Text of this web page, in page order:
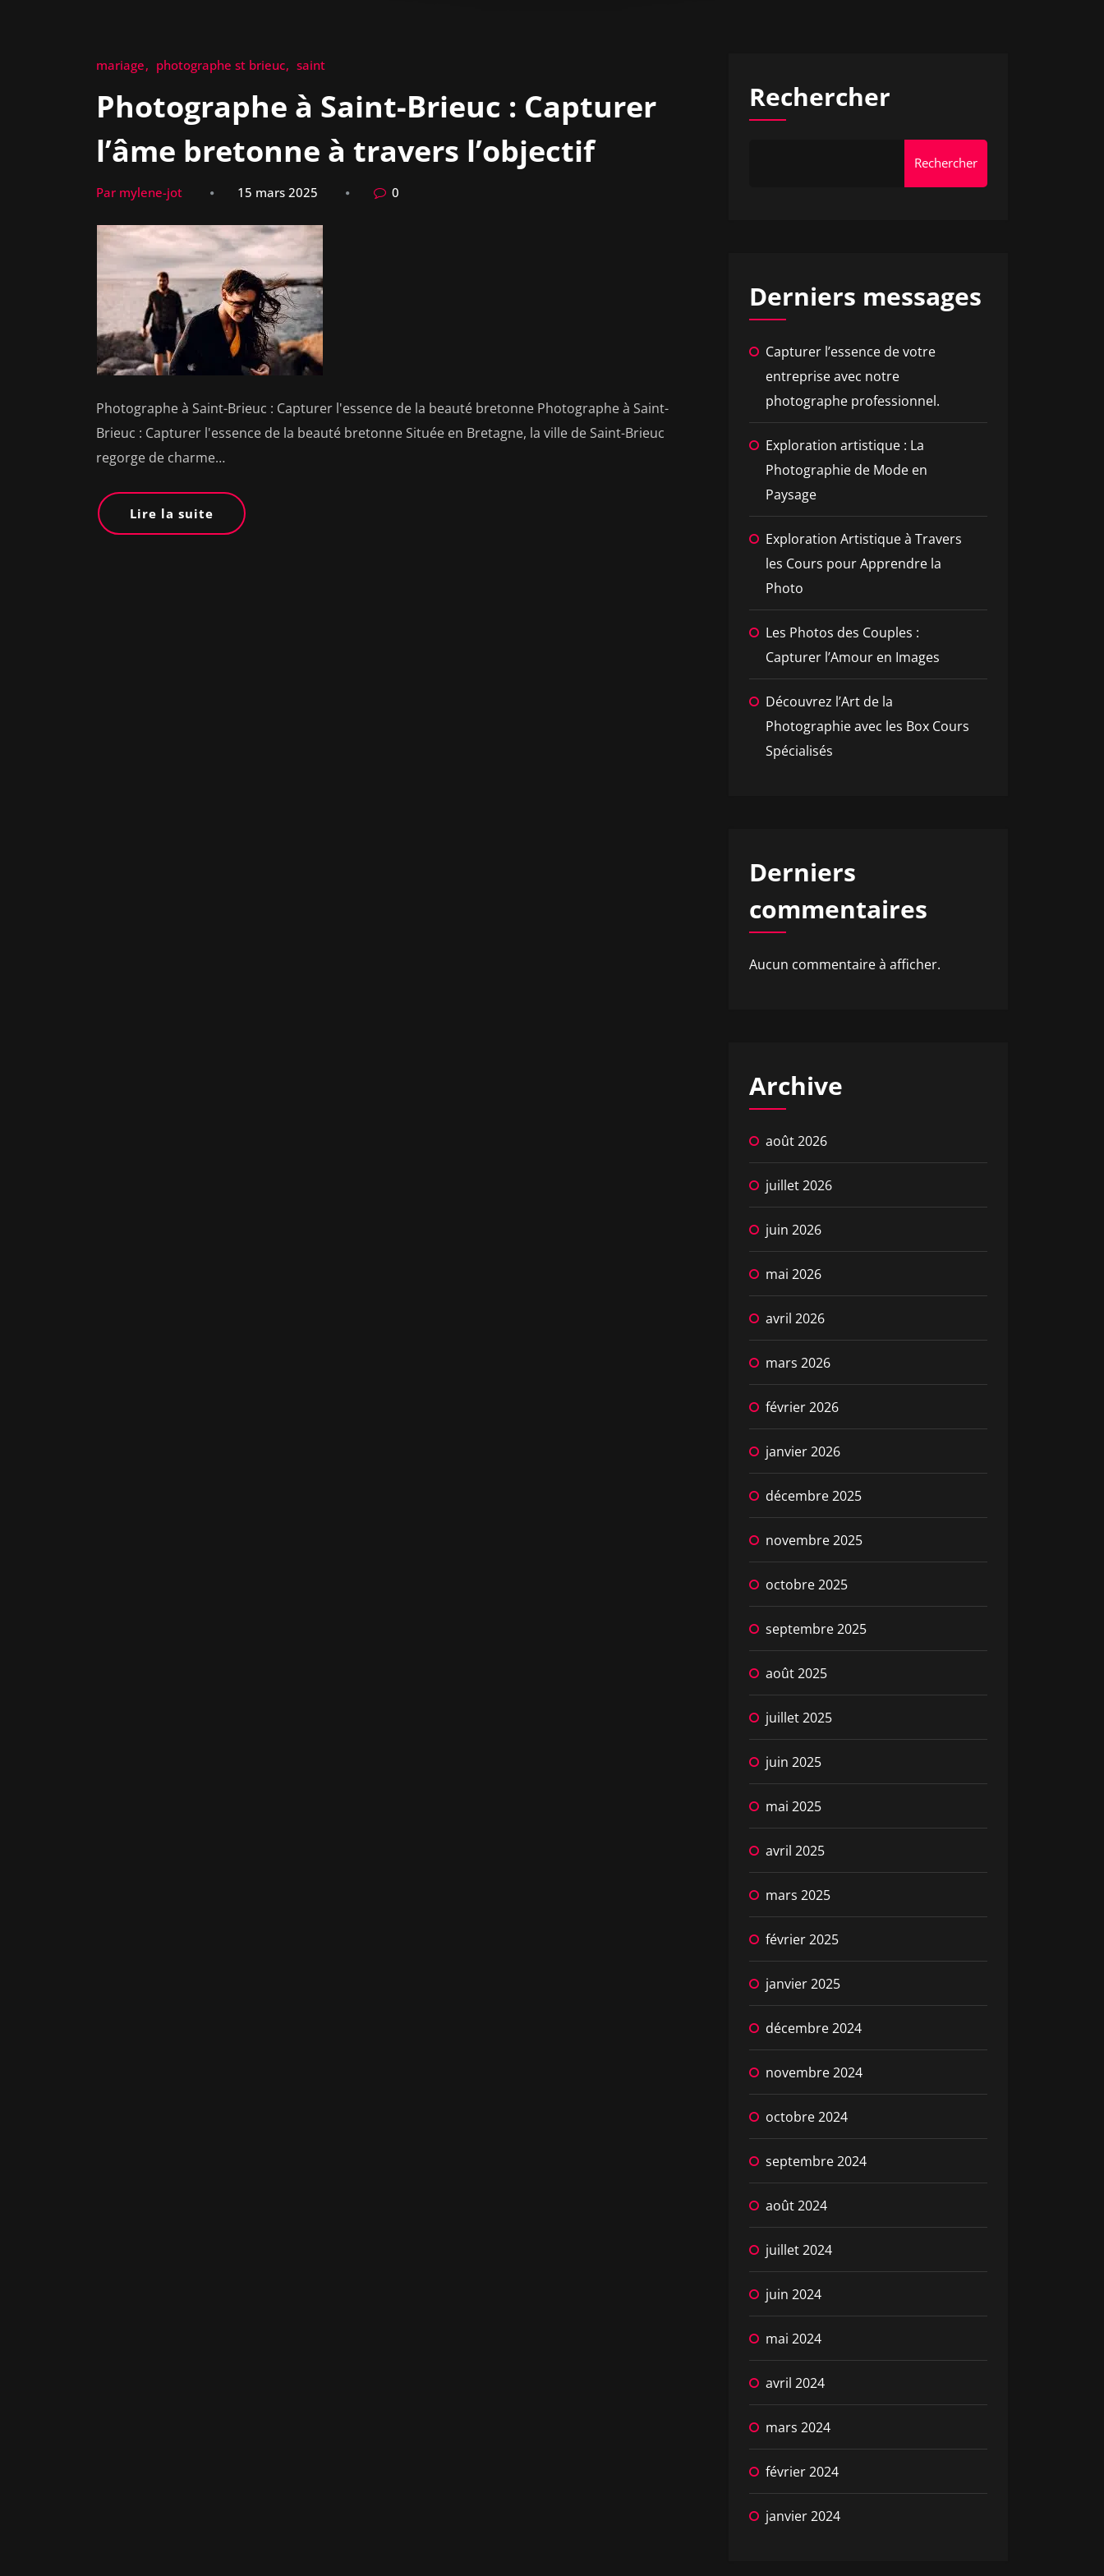
mariage photographe st brieuc saint
Photographe à Saint-Brieuc : Capturer
l’âme bretonne à travers l’objectif
Par mylene-jot 15 mars 2025 0
Photographe à Saint-Brieuc : Capturer l'essence de la beauté bretonne Photographe à Saint-
Brieuc : Capturer l'essence de la beauté bretonne Située en Bretagne, la ville de Saint-Brieuc
regorge de charme…
Lire la suite
Rechercher
Rechercher
Derniers messages
Capturer l’essence de votre
entreprise avec notre
photographe professionnel.
Exploration artistique : La
Photographie de Mode en
Paysage
Exploration Artistique à Travers
les Cours pour Apprendre la
Photo
Les Photos des Couples :
Capturer l’Amour en Images
Découvrez l’Art de la
Photographie avec les Box Cours
Spécialisés
Derniers
commentaires
Aucun commentaire à afficher.
Archive
août 2026
juillet 2026
juin 2026
mai 2026
avril 2026
mars 2026
février 2026
janvier 2026
décembre 2025
novembre 2025
octobre 2025
septembre 2025
août 2025
juillet 2025
juin 2025
mai 2025
avril 2025
mars 2025
février 2025
janvier 2025
décembre 2024
novembre 2024
octobre 2024
septembre 2024
août 2024
juillet 2024
juin 2024
mai 2024
avril 2024
mars 2024
février 2024
janvier 2024